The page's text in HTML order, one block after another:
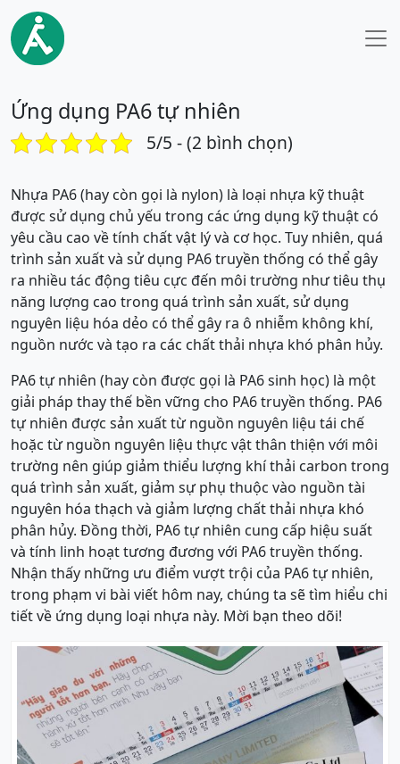
Ứng dụng PA6 tự nhiên
5/5 - (2 bình chọn)
Nhựa PA6 (hay còn gọi là nylon) là loại nhựa kỹ thuật
được sử dụng chủ yếu trong các ứng dụng kỹ thuật có
yêu cầu cao về tính chất vật lý và cơ học. Tuy nhiên, quá
trình sản xuất và sử dụng PA6 truyền thống có thể gây
ra nhiều tác động tiêu cực đến môi trường như tiêu thụ
năng lượng cao trong quá trình sản xuất, sử dụng
nguyên liệu hóa dẻo có thể gây ra ô nhiễm không khí,
nguồn nước và tạo ra các chất thải nhựa khó phân hủy.
PA6 tự nhiên (hay còn được gọi là PA6 sinh học) là một
giải pháp thay thế bền vững cho PA6 truyền thống. PA6
tự nhiên được sản xuất từ nguồn nguyên liệu tái chế
hoặc từ nguồn nguyên liệu thực vật thân thiện với môi
trường nên giúp giảm thiểu lượng khí thải carbon trong
quá trình sản xuất, giảm sự phụ thuộc vào nguồn tài
nguyên hóa thạch và giảm lượng chất thải nhựa khó
phân hủy. Đồng thời, PA6 tự nhiên cung cấp hiệu suất
và tính linh hoạt tương đương với PA6 truyền thống.
Nhận thấy những ưu điểm vượt trội của PA6 tự nhiên,
trong phạm vi bài viết hôm nay, chúng ta sẽ tìm hiểu chi
tiết về ứng dụng loại nhựa này. Mời bạn theo dõi!